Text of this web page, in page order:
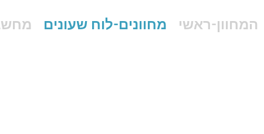
המחוון-ראשי מחוונים-לוח שעונים